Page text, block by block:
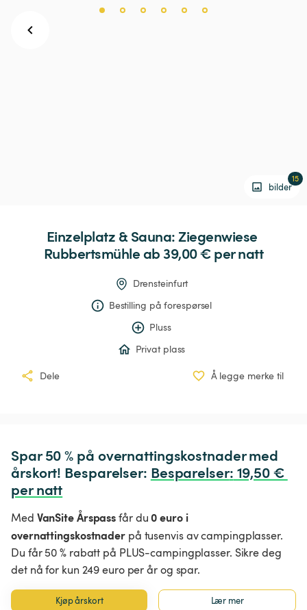
bilder
15
Einzelplatz & Sauna:Ziegenwiese
Rubbertsmühle ab 39,00 € per natt
Drensteinfurt
Bestilling på forespørsel
Pluss
Privat plass
Dele Å legge merke til
Spar 50 % på overnattingskostnader med
årskort! Besparelser: Besparelser: 19,50 €
per natt
Med VanSite Årspassfår du0 euro i
overnattingskostnaderpå tusenvis av campingplasser.
Du får 50 % rabatt på PLUS-campingplasser. Sikre deg
det nå for kun 249 euro per år og spar.
Kjøp årskort Lær mer